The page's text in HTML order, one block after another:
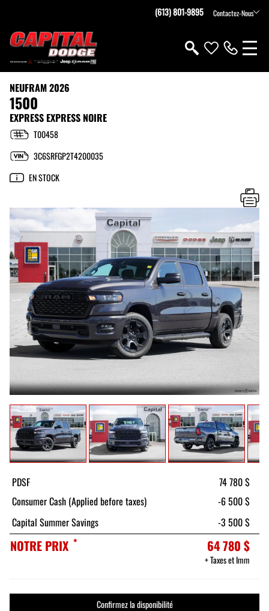
(613) 801-9895 Contactez-Nous
NEUFRAM 2026
1500
EXPRESS EXPRESS NOIRE
T00458
3C6SRFGP2T4200035
EN STOCK
PDSF
74 780 $
Consumer Cash (Applied before taxes)
-6 500 $
Capital Summer Savings
-3 500 $
NOTRE PRIX * 64 780 $
+ Taxes et Imm
Confirmez la disponibilité